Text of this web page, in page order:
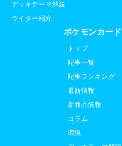
デッキテーマ解説
ライター紹介
ポケモンカード
トップ
記事一覧
記事ランキング
最新情報
新商品情報
コラム
環境